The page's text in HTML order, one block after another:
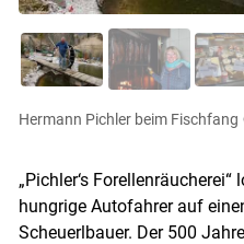
Hermann Pichler beim Fischfang
„Pichler‘s
hungrige Autofahrer auf
Scheuerlbauer. Der 500